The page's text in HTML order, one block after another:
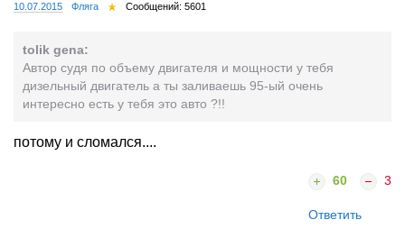
10.07.2015 Фляга Сообщений: 5601
tolik gena:
Автор судя по объему двигателя и мощности у тебя
дизельный двигатель а ты заливаешь 95-ый очень
интересно есть у тебя это авто ?!!
потому и сломался....
60 3
Ответить